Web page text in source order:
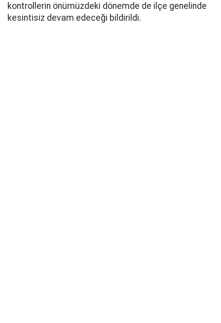
kontrollerin önümüzdeki dönemde de ilçe genelinde
kesintisiz devam edeceği bildirildi.